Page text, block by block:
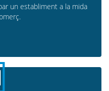
un establiment a la mida